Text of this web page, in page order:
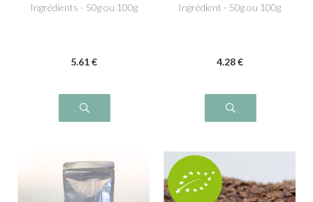
Ingrédients - 50g ou 100g
5.61 €
Ingrédient - 50g ou 100g
4.28 €